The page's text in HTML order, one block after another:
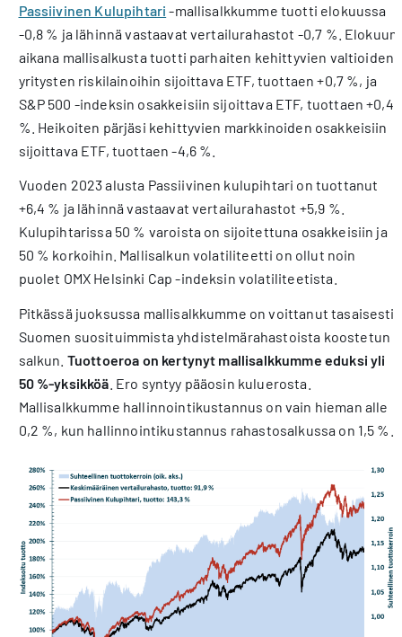
Passiivinen Kulupihtari -mallisalkkumme tuotti elokuussa
-0,8 % ja lähinnä vastaavat vertailurahastot -0,7 %. Elokuun
aikana mallisalkusta tuotti parhaiten kehittyvien valtioiden
yritysten riskilainoihin sijoittava ETF, tuottaen +0,7 %, ja
S&P 500 -indeksin osakkeisiin sijoittava ETF, tuottaen +0,4
%. Heikoiten pärjäsi kehittyvien markkinoiden osakkeisiin
sijoittava ETF, tuottaen -4,6 %.
Vuoden 2023 alusta Passiivinen kulupihtari on tuottanut
+6,4 % ja lähinnä vastaavat vertailurahastot +5,9 %.
Kulupihtarissa 50 % varoista on sijoitettuna osakkeisiin ja
50 % korkoihin. Mallisalkun volatiliteetti on ollut noin
puolet OMX Helsinki Cap -indeksin volatiliteetista.
Pitkässä juoksussa mallisalkkumme on voittanut tasaisesti
Suomen suosituimmista yhdistelmärahastoista koostetun
salkun. Tuottoeroa on kertynyt mallisalkkumme eduksi yli
50 %-yksikköä . Ero syntyy pääosin kuluerosta.
Mallisalkkumme hallinnointikustannus on vain hieman alle
0,2 %, kun hallinnointikustannus rahastosalkussa on 1,5 %.